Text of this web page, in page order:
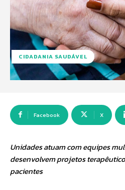
CIDADANIA SAUDÁVEL
Facebook X
Unidades atuam com equipes
desenvolvem projetos
pacientes